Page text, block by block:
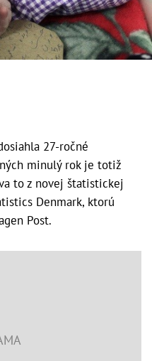
27-ročné
minulý rok je totiž
to z novej štatistickej
Denmark, ktorú
Post.